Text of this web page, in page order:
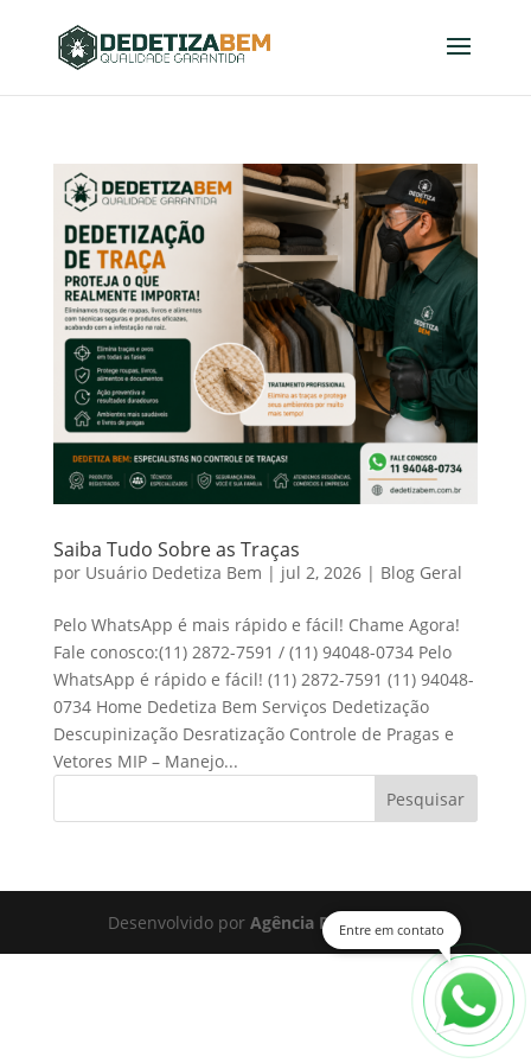
Saiba Tudo Sobre as Traças
por Usuário Dedetiza Bem | jul 2, 2026| Blog Geral
Pelo WhatsApp é mais rápido e fácil! Chame Agora!
Fale conosco:(11) 2872-7591 / (11) 94048-0734 Pelo
WhatsApp é rápido e fácil! (11) 2872-7591 (11) 94048-
0734 Home Dedetiza Bem Serviços Dedetização
Descupinização Desratização Controle de Pragas e
Vetores MIP – Manejo...
Pesquisar
Desenvolvido por Agência Digital Space
Entre em contato